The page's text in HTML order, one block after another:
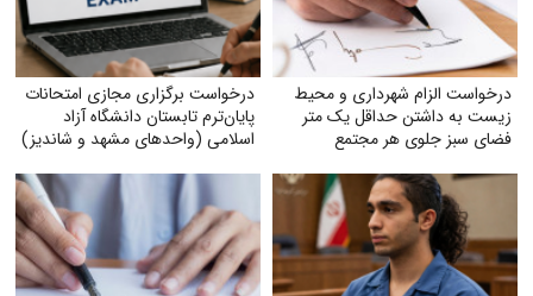
درخواست الزام شهرداری و محیط
زیست به داشتن حداقل یک متر
فضای سبز جلوی هر مجتمع
درخواست برگزاری مجازی امتحانات
پایان‌ترم تابستان دانشگاه آزاد
اسلامی (واحدهای مشهد و شاندیز)